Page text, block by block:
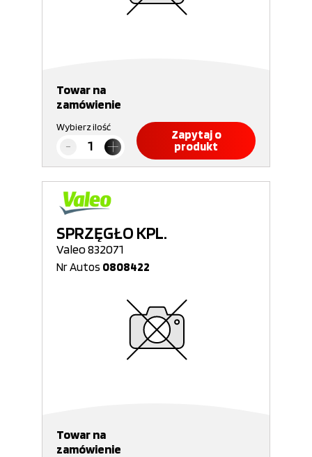
Towar na
zamówienie
Wybierz ilość
Zapytaj o
produkt
SPRZĘGŁO KPL.
Valeo 832071
Nr Autos 0808422
Towar na
zamówienie